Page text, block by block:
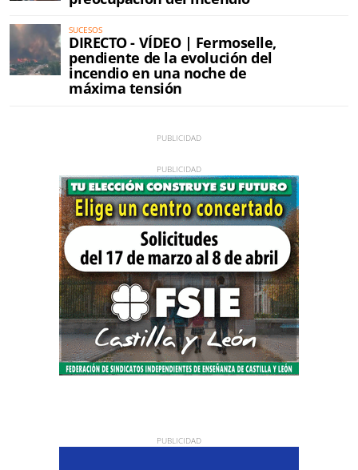
SUCESOS
DIRECTO - VÍDEO | Fermoselle,
pendiente de la evolución del
incendio en una noche de
máxima tensión